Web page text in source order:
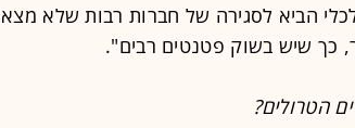
הביא לסגירה של חברות רבות שלא מצאו
כך שיש בשוק פטנטים רבים".
הטרולים?